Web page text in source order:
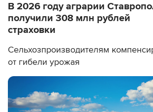
В 2026 году аграрии
получили 308 млн рублей
страховки
Сельхозпроизводителям
от гибели урожая